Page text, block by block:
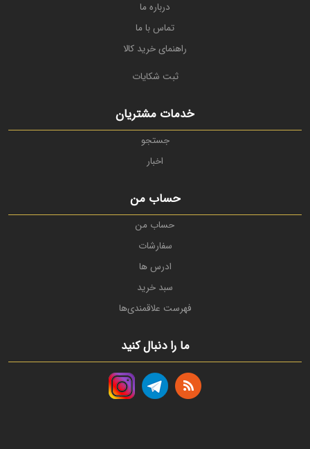
درباره ما
تماس با ما
راهنمای خرید کالا
ثبت شکایات
خدمات مشتریان
جستجو
اخبار
حساب من
حساب من
سفارشات
ادرس ها
سبد خرید
فهرست علاقمندی‌ها
ما را دنبال کنید